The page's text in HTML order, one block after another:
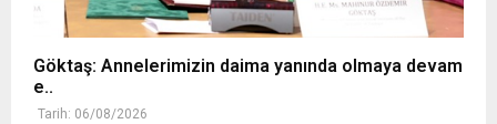
Göktaş: Annelerimizin daima yanında olmaya devam
e..
Tarih: 06/08/2026